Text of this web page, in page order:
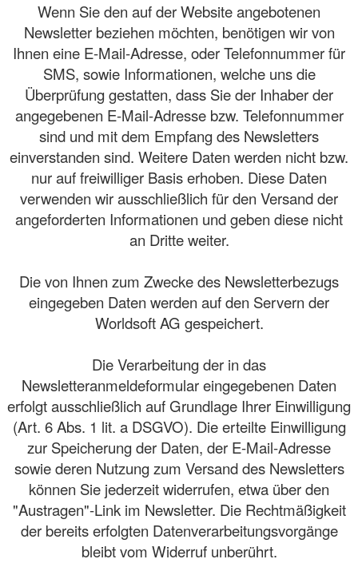
Wenn Sie den auf der Website angebotenen
Newsletter beziehen möchten, benötigen wir von
Ihnen eine E-Mail-Adresse, oder Telefonnummer für
SMS, sowie Informationen, welche uns die
Überprüfung gestatten, dass Sie der Inhaber der
angegebenen E-Mail-Adresse bzw. Telefonnummer
sind und mit dem Empfang des Newsletters
einverstanden sind. Weitere Daten werden nicht bzw.
nur auf freiwilliger Basis erhoben. Diese Daten
verwenden wir ausschließlich für den Versand der
angeforderten Informationen und geben diese nicht
an Dritte weiter.
Die von Ihnen zum Zwecke des Newsletterbezugs
eingegeben Daten werden auf den Servern der
Worldsoft AG gespeichert.
Die Verarbeitung der in das
Newsletteranmeldeformular eingegebenen Daten
erfolgt ausschließlich auf Grundlage Ihrer Einwilligung
(Art. 6 Abs. 1 lit. a DSGVO). Die erteilte Einwilligung
zur Speicherung der Daten, der E-Mail-Adresse
sowie deren Nutzung zum Versand des Newsletters
können Sie jederzeit widerrufen, etwa über den
"Austragen"-Link im Newsletter. Die Rechtmäßigkeit
der bereits erfolgten Datenverarbeitungsvorgänge
bleibt vom Widerruf unberührt.